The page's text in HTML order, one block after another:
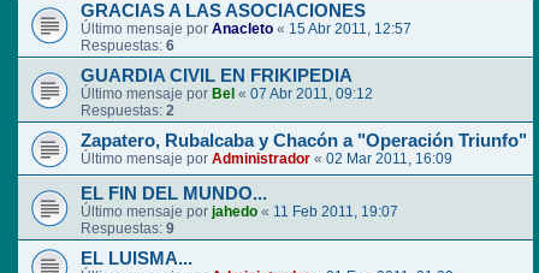
GRACIAS A LAS ASOCIACIONES
Último mensaje por Anacleto « 15 Abr 2011, 12:57
Respuestas: 6
GUARDIA CIVIL EN FRIKIPEDIA
Último mensaje por Bel « 07 Abr 2011, 09:12
Respuestas: 2
Zapatero, Rubalcaba y Chacón a "Operación Triunfo"
Último mensaje por Administrador « 02 Mar 2011, 16:09
EL FIN DEL MUNDO...
Último mensaje por jahedo « 11 Feb 2011, 19:07
Respuestas: 9
EL LUISMA...